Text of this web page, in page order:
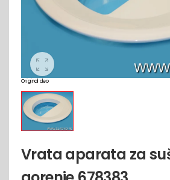
Original deo
Vrata aparata za